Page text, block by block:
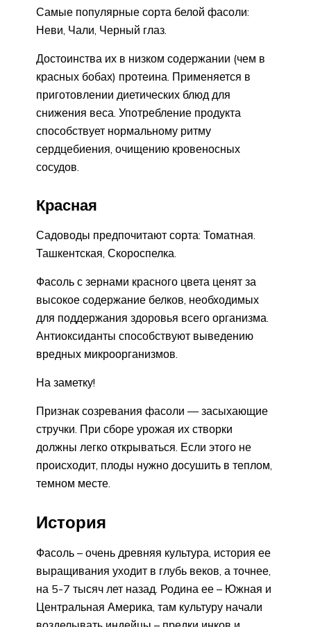
Самые популярные сорта белой фасоли:
Неви, Чали, Черный глаз.
Достоинства их в низком содержании (чем в
красных бобах) протеина. Применяется в
приготовлении диетических блюд для
снижения веса. Употребление продукта
способствует нормальному ритму
сердцебиения, очищению кровеносных
сосудов.
Красная
Садоводы предпочитают сорта: Томатная.
Ташкентская, Скороспелка.
Фасоль с зернами красного цвета ценят за
высокое содержание белков, необходимых
для поддержания здоровья всего организма.
Антиоксиданты способствуют выведению
вредных микроорганизмов.
На заметку!
Признак созревания фасоли — засыхающие
стручки. При сборе урожая их створки
должны легко открываться. Если этого не
происходит, плоды нужно досушить в теплом,
темном месте.
История
Фасоль – очень древняя культура, история ее
выращивания уходит в глубь веков, а точнее,
на 5-7 тысяч лет назад. Родина ее – Южная и
Центральная Америка, там культуру начали